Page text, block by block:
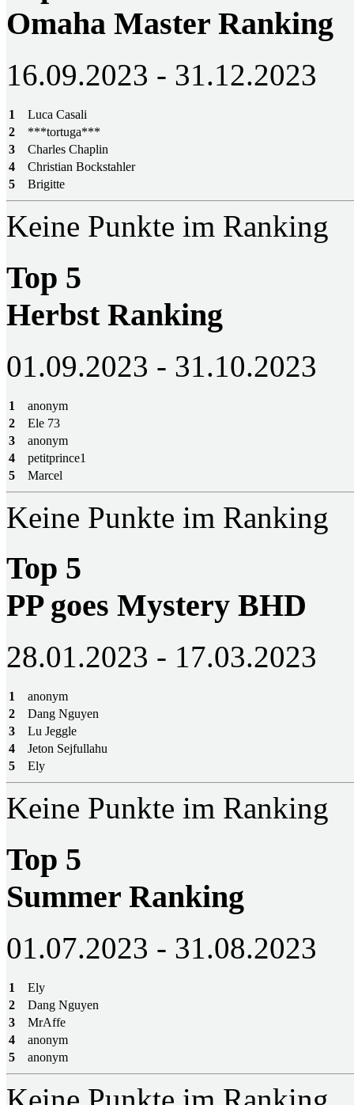
Omaha Master Ranking
16.09.2023 - 31.12.2023
1
Luca Casali
2
***tortuga***
3
Charles Chaplin
4
Christian Bockstahler
5
Brigitte
Keine Punkte im Ranking
Top 5
Herbst Ranking
01.09.2023 - 31.10.2023
1
anonym
2
Ele 73
3
anonym
4
petitprince1
5
Marcel
Keine Punkte im Ranking
Top 5
PP goes Mystery BHD
28.01.2023 - 17.03.2023
1
anonym
2
Dang Nguyen
3
Lu Jeggle
4
Jeton Sejfullahu
5
Ely
Keine Punkte im Ranking
Top 5
Summer Ranking
01.07.2023 - 31.08.2023
1
Ely
2
Dang Nguyen
3
MrAffe
4
anonym
5
anonym